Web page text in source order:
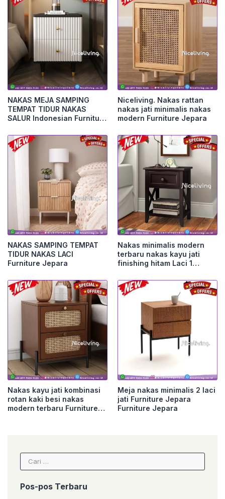
NAKAS MEJA SAMPING
TEMPAT TIDUR NAKAS
SALUR Indonesian Furniture
Niceliving. Nakas rattan
nakas jati minimalis nakas
modern Furniture Jepara
NAKAS SAMPING TEMPAT
TIDUR NAKAS LACI
Furniture Jepara
Nakas minimalis modern
terbaru nakas kayu jati
finishing hitam Laci 1
Nakas kayu jati kombinasi
rotan kaki besi nakas
modern terbaru Furniture
Meja nakas minimalis 2 laci
jati Furniture Jepara
Furniture Jepara
Cari
untuk:
Pos-pos Terbaru